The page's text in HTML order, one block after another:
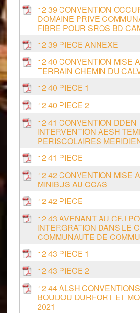
12 39 CONVENTION
DOMAINE PRIVE
FIBRE POUR SROS BD
12 39 PIECE ANNEXE
12 40 CONVENTION MISE
TERRAIN CHEMIN DU
12 40 PIECE 1
12 40 PIECE 2
12 41 CONVENTION DDEN
INTERVENTION AESH
PERISCOLAIRES
12 41 PIECE
12 42 CONVENTION MISE
MINIBUS AU CCAS
12 42 PIECE
12 43 AVENANT AU CEJ
INTERGRATION DANS LE
COMMUNAUTE DE
12 43 PIECE 1
12 43 PIECE 2
12 44 ALSH
BOUDOU DURFORT ET
2021